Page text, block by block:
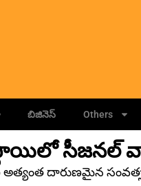
బిజినెస్ Others
సీజనల్
దారుణమైన